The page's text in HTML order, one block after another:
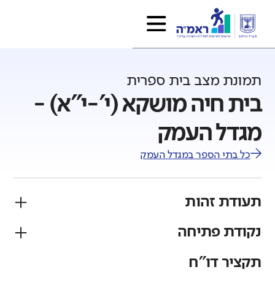
תמונת מצב בית ספרית
בית חיה מושקא (י'-י"א) -
מגדל העמק
כל בתי הספר במגדל העמק
תעודת זהות
פיקוח
נקודת פתיחה
תקציר דו"ח